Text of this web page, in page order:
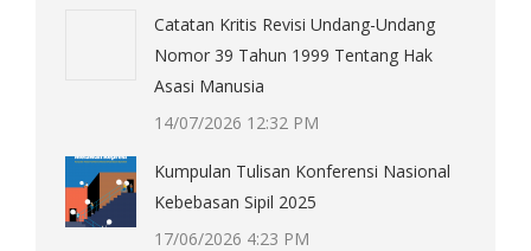
Catatan Kritis Revisi Undang-Undang
Nomor 39 Tahun 1999 Tentang Hak
Asasi Manusia
14/07/2026 12:32 PM
Kumpulan Tulisan Konferensi Nasional
Kebebasan Sipil 2025
17/06/2026 4:23 PM